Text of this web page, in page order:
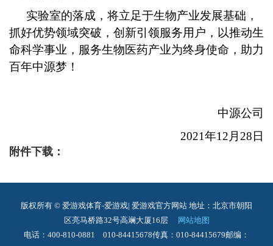
实验室的落成，将立足于生物产业发展基础，
抓好优势领域突破，创新引领服务用户，以推动生
命科学事业，服务生物医药产业为终身使命，助力
百年中源梦！
中源公司
2021年12月28日
附件下载：
版权所有 © 爱游戏体育-爱游戏| 爱游戏官方网站 地址：北京市朝阳
区亮马桥路32号高斓大厦16层
网站地图
电话：400-810-0881 010-84415678传真：010-84415679邮编：